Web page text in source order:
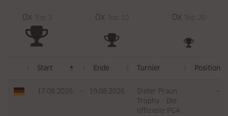
0x Top 3 0x Top 10 0x Top 20
Start Ende Turnier Position
17.08.2026 — 19.08.2026
Dieter Praun
Trophy - Die
offizielle PGA
—